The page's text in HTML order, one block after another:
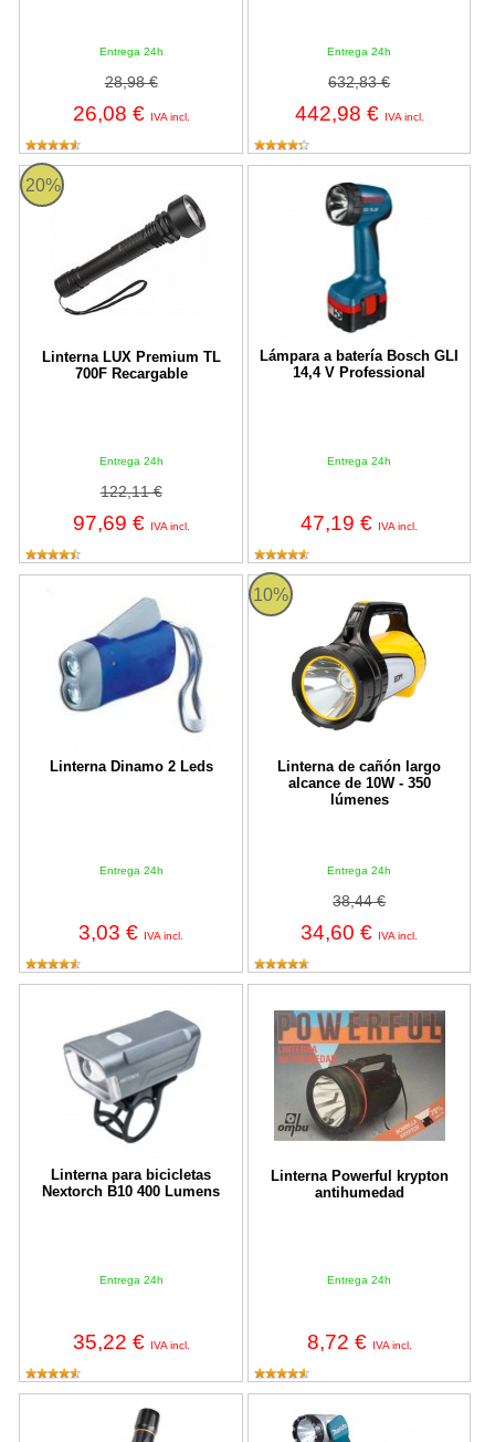
Entrega 24h
28,98 €
26,08 € IVA incl.
Entrega 24h
632,83 €
442,98 € IVA incl.
20%
Linterna LUX Premium TL
700F Recargable
Entrega 24h
122,11 €
97,69 € IVA incl.
Linterna LUX Premium TL 700F Recargable
Lámpara a batería Bosch GLI
14,4 V Professional
Entrega 24h
47,19 € IVA incl.
Lámpara a batería Bosch GLI
Linterna Dinamo 2 Leds
Entrega 24h
3,03 € IVA incl.
10%
Linterna de cañón largo
alcance de 10W - 350
lúmenes
Entrega 24h
38,44 €
34,60 € IVA incl.
Linterna de cañón largo alcance
Linterna para bicicletas
Nextorch B10 400 Lumens
Entrega 24h
35,22 € IVA incl.
Linterna Powerful krypton
antihumedad
Entrega 24h
8,72 € IVA incl.
Linterna LED Recargable de aluminio 1200LM Stanley